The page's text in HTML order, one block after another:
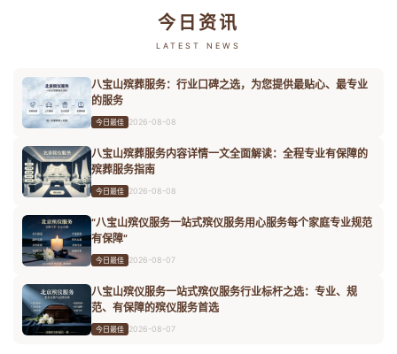
今日资讯
LATEST NEWS
八宝山殡葬服务：行业口碑之选，为您提供最贴心、最专业
的服务
今日最佳 2026-08-08
八宝山殡葬服务内容详情一文全面解读：全程专业有保障的
殡葬服务指南
今日最佳 2026-08-08
“八宝山殡仪服务一站式殡仪服务用心服务每个家庭专业规范
有保障”
今日最佳 2026-08-07
八宝山殡仪服务一站式殡仪服务行业标杆之选：专业、规
范、有保障的殡仪服务首选
今日最佳 2026-08-07